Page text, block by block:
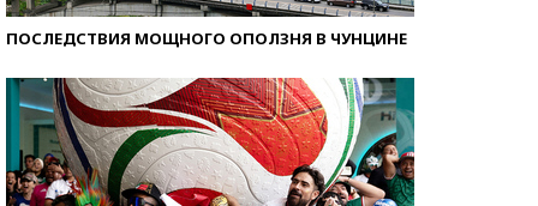
ПОСЛЕДСТВИЯ МОЩНОГО ОПОЛЗНЯ В ЧУНЦИНЕ